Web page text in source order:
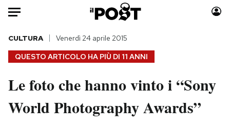
Auto
HOME
Italia
Politica
Moda
Consumismi
QUESTO ARTICOLO HA PIÙ DI 11 ANNI
CULTURA Venerdì 24 aprile 2015
Le foto che hanno vinto i “Sony
World Photography Awards”